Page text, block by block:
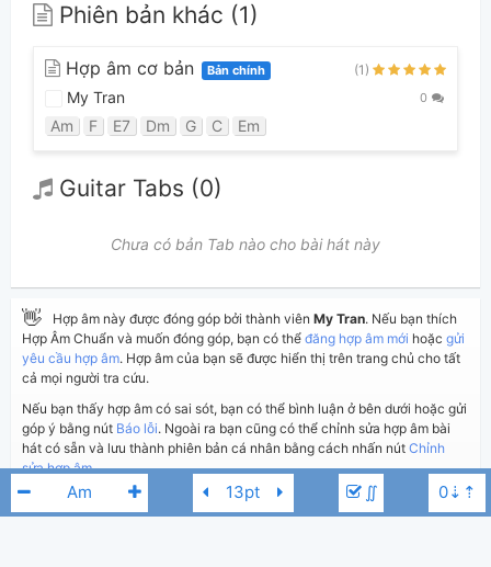
∬
Phiên bản khác (1)
Hợp âm cơ bản Bản chính (1)
My Tran 0
Am F E7 Dm G C Em
Guitar Tabs (0)
Chưa có bản Tab nào cho bài hát này
👋 Hợp âm này được đóng góp bởi thành viên My Tran. Nếu bạn thích
Hợp Âm Chuẩn và muốn đóng góp, bạn có thể đăng hợp âm mới hoặc gửi
yêu cầu hợp âm. Hợp âm của bạn sẽ được hiển thị trên trang chủ cho tất
cả mọi người tra cứu.
Nếu bạn thấy hợp âm có sai sót, bạn có thể bình luận ở bên dưới hoặc gửi
góp ý bằng nút Báo lỗi. Ngoài ra bạn cũng có thể chỉnh sửa hợp âm bài
hát có sẵn và lưu thành phiên bản cá nhân bằng cách nhấn nút Chỉnh
sửa hợp âm.